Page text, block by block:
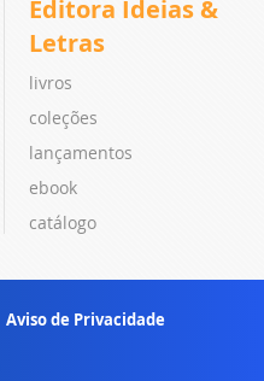
Editora Ideias &
Letras
livros
coleções
lançamentos
ebook
catálogo
Aviso de Privacidade